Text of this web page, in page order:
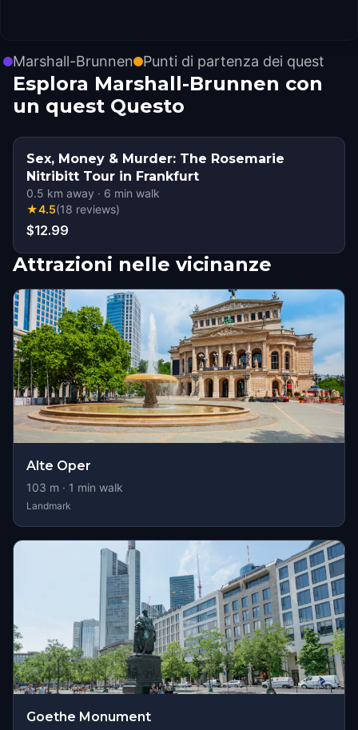
Marshall-Brunnen Punti di partenza dei quest
Esplora Marshall-Brunnen con
un quest Questo
Sex, Money & Murder: The Rosemarie
Nitribitt Tour in Frankfurt
0.5 km away · 6 min walk
★4.5(18 reviews)
$12.99
Attrazioni nelle vicinanze
Alte Oper
103 m · 1 min walk
Landmark
Goethe Monument